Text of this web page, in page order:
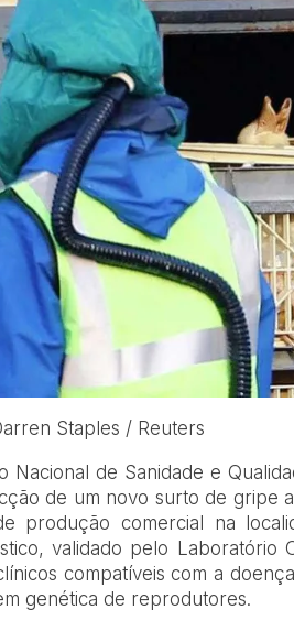
Staples / Reuters
Nacional de Sanidade e
de um novo surto de gripe
produção comercial na
validado pelo Laboratório
compatíveis com a
genética de reprodutores.